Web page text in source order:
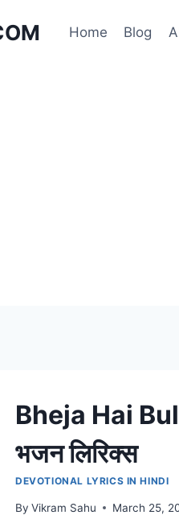
Home Blog
Bheja Hai
भजन लिरिक्स
DEVOTIONAL LYRICS IN HINDI
By Vikram Sahu March 25,